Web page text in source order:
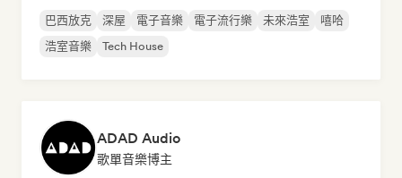
巴西放克 深屋 電子音樂 電子流行樂 未來浩室
嘻哈
浩室音樂
Tech House
ADAD Audio
歌單音樂博主